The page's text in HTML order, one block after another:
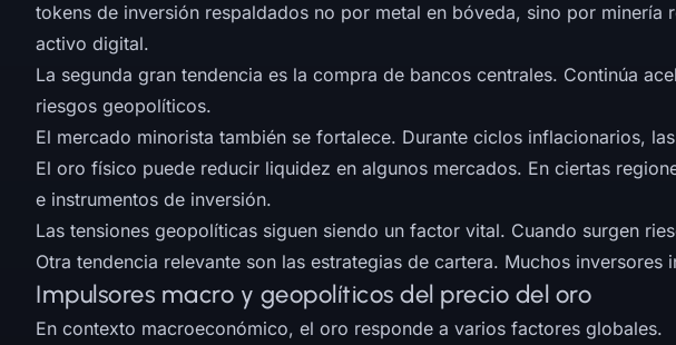
tokens de inversión respaldados no por metal en bóveda, sino por
activo digital.
La segunda gran tendencia es la compra de bancos centrales. Continúa
riesgos geopolíticos.
El mercado minorista también se fortalece. Durante ciclos inflacionarios,
El oro físico puede reducir liquidez en algunos mercados. En ciertas
e instrumentos de inversión.
Las tensiones geopolíticas siguen siendo un factor vital. Cuando surgen
Otra tendencia relevante son las estrategias de cartera. Muchos
Impulsores macro y geopolíticos del precio del oro
En contexto macroeconómico, el oro responde a varios factores globales.